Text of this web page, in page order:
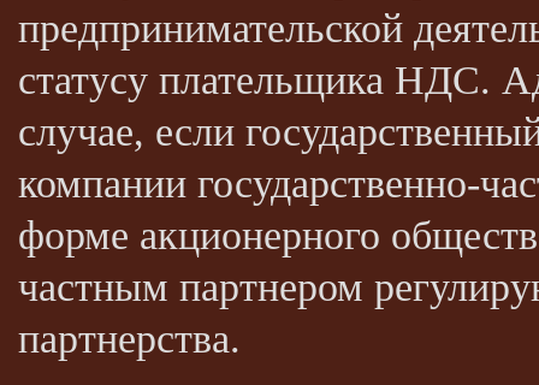
предпринимательской
статусу плательщика НДС.
случае, если
компании государственно-
форме акционерного
частным партнером
партнерства.